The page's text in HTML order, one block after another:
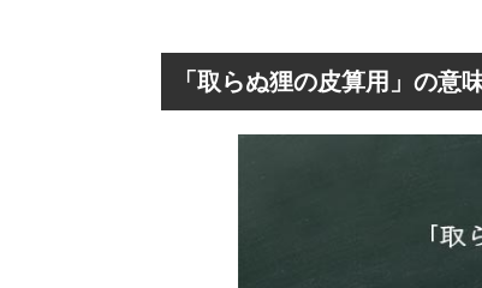
「取らぬ
「取らぬ狸の皮算用」の意